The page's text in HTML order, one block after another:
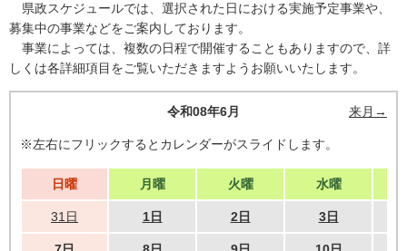
県政スケジュールでは、選択された日における実施予定事業や、
募集中の事業などをご案内しております。
事業によっては、複数の日程で開催することもありますので、詳
しくは各詳細項目をご覧いただきますようお願いいたします。
令和08年6月 来月→
※左右にフリックするとカレンダーがスライドします。
日曜 月曜 火曜 水曜
31日 1日 2日 3日